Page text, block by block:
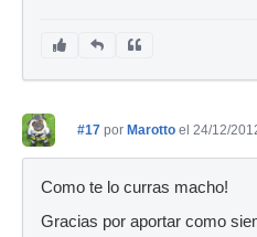
#17 por Marotto el 24/12/
Como te lo curras macho!
Gracias por aportar como